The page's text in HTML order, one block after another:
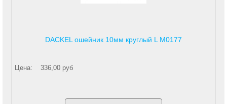
DACKEL ошейник 10мм круглый L М0177
Цена: 336,00 руб